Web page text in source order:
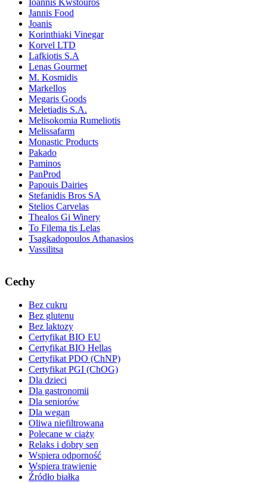
Jannis Food
Joanis
Korinthiaki Vinegar
Korvel LTD
Lafkiotis S.A
Lenas Gourmet
M. Kosmidis
Markellos
Megaris Goods
Meletiadis S.A.
Melisokomia Rumeliotis
Melissafarm
Monastic Products
Pakado
Paminos
PanProd
Papouis Dairies
Stefanidis Bros SA
Stelios Carvelas
Thealos Gi Winery
To Filema tis Lelas
Tsagkadopoulos Athanasios
Vassilitsa
Cechy
Bez cukru
Bez glutenu
Bez laktozy
Certyfikat BIO EU
Certyfikat BIO Hellas
Certyfikat PDO (ChNP)
Certyfikat PGI (ChOG)
Dla dzieci
Dla gastronomii
Dla seniorów
Dla wegan
Oliwa niefiltrowana
Polecane w ciąży
Relaks i dobry sen
Wspiera odporność
Wspiera trawienie
Źródło białka